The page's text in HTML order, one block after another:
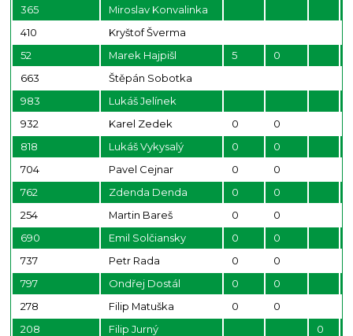
365
Miroslav Konvalinka
410
Kryštof Šverma
52
Marek Hajpišl 5
0
663
Štěpán Sobotka
983
Lukáš Jelínek
932
Karel Zedek 0
0
818
Lukáš Vykysalý 0
0
704
Pavel Cejnar 0
0
762
Zdenda Denda 0
0
254
Martin Bareš 0
0
690
Emil Solčiansky 0
0
737
Petr Rada 0
0
797
Ondřej Dostál 0
0
278
Filip Matuška 0
0
208
Filip Jurný 0